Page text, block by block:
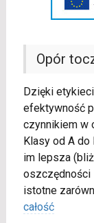
Opór
Dzięki
efektywność
czynnikiem w
Klasy od A do
im lepsza
oszczędności
istotne
całość